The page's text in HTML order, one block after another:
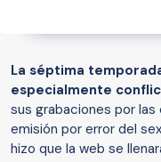
La séptima
especialmente
sus grabaciones por
emisión por error del
hizo que la web se